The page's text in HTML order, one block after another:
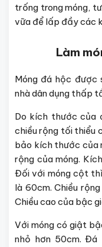
trống trong móng,
vữa để lấp đầy các
Làm
Móng đá hộc được
nhà dân dụng thấp
Do kích thước của
chiều rộng tối thiểu
bảo kích thước của
rộng của móng.
Đối với móng cột
là 60cm. Chiều
Chiều cao của bậc
Với móng có giật
nhỏ hơn 50cm. Đá